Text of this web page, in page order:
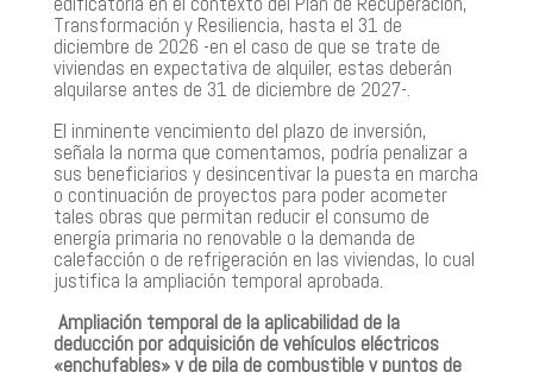
Transformación y Resiliencia, hasta el 31 de
diciembre de 2026 -en el caso de que se trate de
viviendas en expectativa de alquiler, estas deberán
alquilarse antes de 31 de diciembre de 2027-.
El inminente vencimiento del plazo de inversión,
señala la norma que comentamos, podría penalizar a
sus beneficiarios y desincentivar la puesta en marcha
o continuación de proyectos para poder acometer
tales obras que permitan reducir el consumo de
energía primaria no renovable o la demanda de
calefacción o de refrigeración en las viviendas, lo cual
justifica la ampliación temporal aprobada.
Ampliación temporal de la aplicabilidad de la
deducción por adquisición de vehículos eléctricos
«enchufables» y de pila de combustible y puntos de